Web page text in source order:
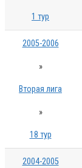
1 тур
2005-2006
»
Вторая лига
»
18 тур
2004-2005